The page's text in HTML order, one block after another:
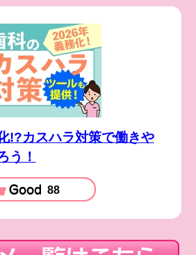
!?カスハラ対策で働きや
う！
88